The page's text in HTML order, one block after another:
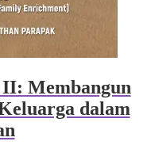
Membangun
dalam